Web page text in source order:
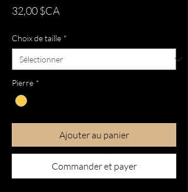
32,00 $CA
Choix de taille *
Pierre *
Ajouter au panier
Commander et payer